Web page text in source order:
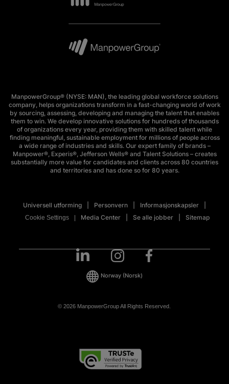
ManpowerGroup® (NYSE: MAN), the leading global workforce solutions
company, helps organizations transform in a fast-changing world of work
by sourcing, assessing, developing and managing the talent that enables
them to win. We develop innovative solutions for hundreds of thousands
of organizations every year, providing them with skilled talent while
finding meaningful, sustainable employment for millions of people across
a wide range of industries and skills. Our expert family of brands –
Manpower®, Experis®, Jefferson Wells® and Talent Solutions – creates
substantially more value for candidates and clients across 80 countries
and territories and has done so for 80 years.
Universell utforming Personvern Informasjonskapsler
Cookie Settings Media Center Se alle jobber Sitemap
© 2026 ManpowerGroup All Rights Reserved.
Norway (Norsk)